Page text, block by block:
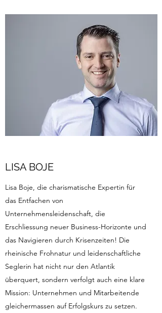
LISA BOJE
Lisa Boje, die charismatische Expertin für
das Entfachen von
Unternehmensleidenschaft, die
Erschliessung neuer Business-Horizonte und
das Navigieren durch Krisenzeiten! Die
rheinische Frohnatur und leidenschaftliche
Seglerin hat nicht nur den Atlantik
überquert, sondern verfolgt auch eine klare
Mission: Unternehmen und Mitarbeitende
gleichermassen auf Erfolgskurs zu setzen.